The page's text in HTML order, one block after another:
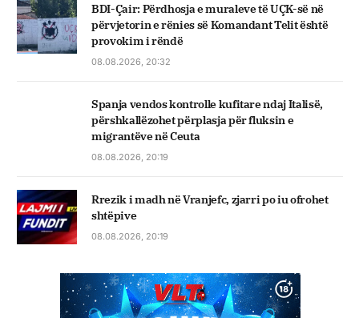
BDI-Çair: Përdhosja e muraleve të UÇK-së në
përvjetorin e rënies së Komandant Telit është
provokim i rëndë
08.08.2026, 20:32
Spanja vendos kontrolle kufitare ndaj Italisë,
përshkallëzohet përplasja për fluksin e
migrantëve në Ceuta
08.08.2026, 20:19
Rrezik i madh në Vranjefc, zjarri po iu ofrohet
shtëpive
08.08.2026, 20:19